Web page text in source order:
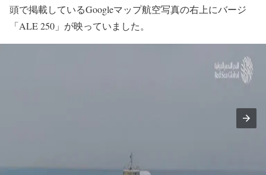
頭で掲載しているGoogleマップ航空写真の右上にバージ
「ALE 250」が映っていました。